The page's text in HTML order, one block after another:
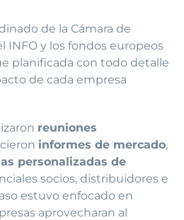
de la Cámara de
INFO y los fondos europeos
planificada con todo detalle
de cada empresa
reuniones
informes de mercado,
personalizadas de
socios, distribuidores e
estuvo enfocado en
aprovecharan al